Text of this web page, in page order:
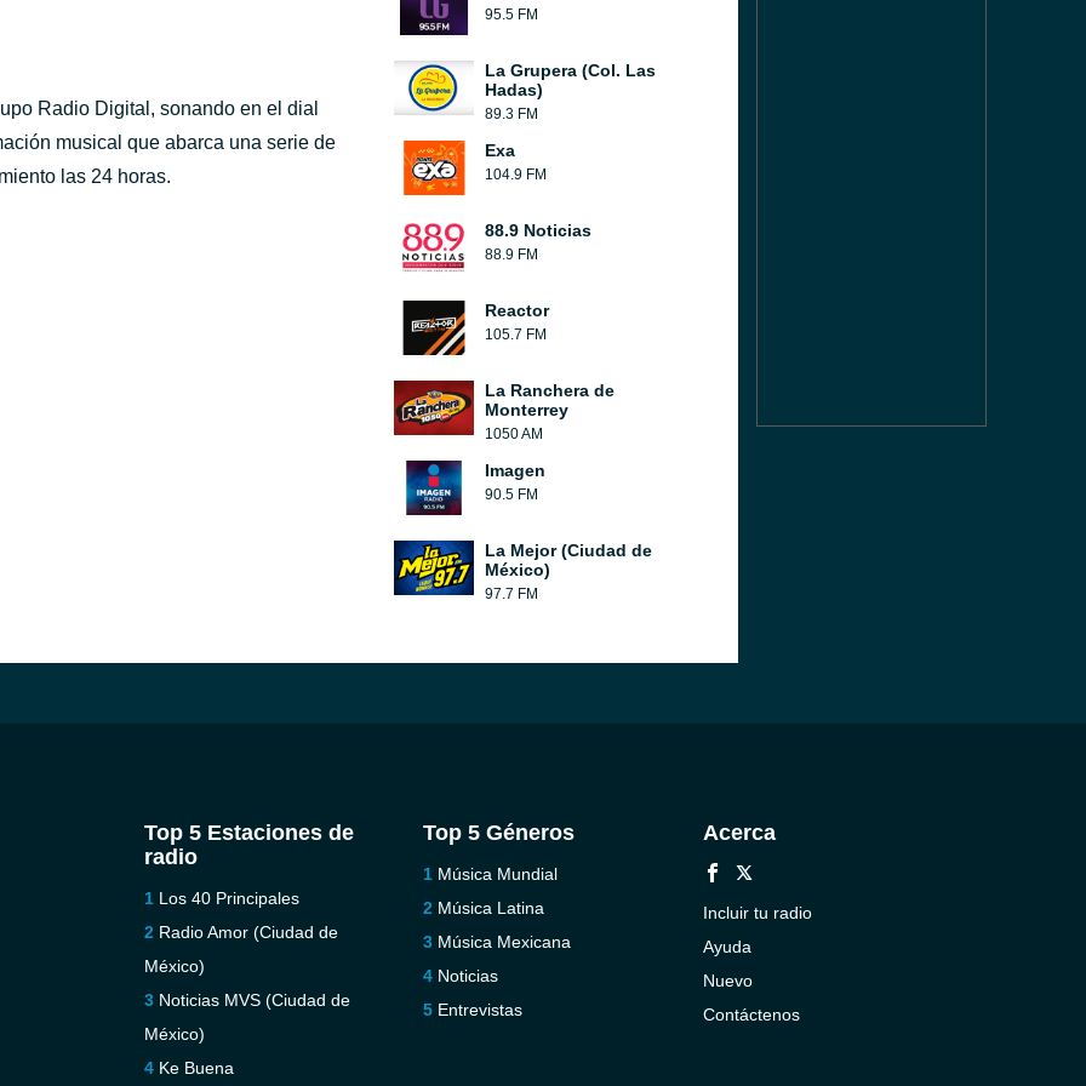
Radio Digital, sonando en el dial
musical que abarca una serie de
las 24 horas.
95.5 FM
La Grupera (Col. Las
Hadas)
89.3 FM
Exa
104.9 FM
88.9 Noticias
88.9 FM
Reactor
105.7 FM
La Ranchera de
Monterrey
1050 AM
Imagen
90.5 FM
La Mejor (Ciudad de
México)
97.7 FM
Top 5 Estaciones de
radio
Los 40 Principales
Radio Amor (Ciudad de
México)
Noticias MVS (Ciudad de
México)
Ke Buena
Top 5 Géneros
Música Mundial
Música Latina
Música Mexicana
Noticias
Entrevistas
Acerca
Incluir tu radio
Ayuda
Nuevo
Contáctenos